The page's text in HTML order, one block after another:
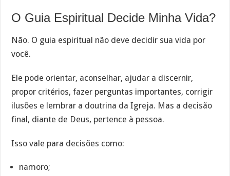
O Guia Espiritual Decide Minha Vida?
Não. O guia espiritual não deve decidir sua vida por
você.
Ele pode orientar, aconselhar, ajudar a discernir,
propor critérios, fazer perguntas importantes, corrigir
ilusões e lembrar a doutrina da Igreja. Mas a decisão
final, diante de Deus, pertence à pessoa.
Isso vale para decisões como:
namoro;